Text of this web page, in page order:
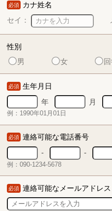
必須 カナ姓名
セイ：
性別
男
女
必須 生年月日
年
月
例：1990年01月01日
必須 連絡可能な電話番号
-
-
例：090-1234-5678
必須 連絡可能なメールアドレス